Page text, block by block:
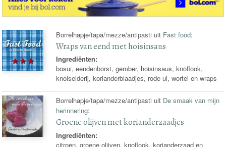
Borrelhapje/tapa/mezze/antipasti uit Fast food:
Wraps van eend met hoisinsaus
Ingrediënten:
bosui, eendenborst, gember, hoisinsaus, knoflook,
knolselderij, korianderblaadjes, rode ui, wortel en wraps
Borrelhapje/tapa/mezze/antipasti uit De smaak van mijn
herinnering:
Groene olijven met korianderzaadjes
Ingrediënten:
citroen, groene olijven, knoflook, korianderzaad en